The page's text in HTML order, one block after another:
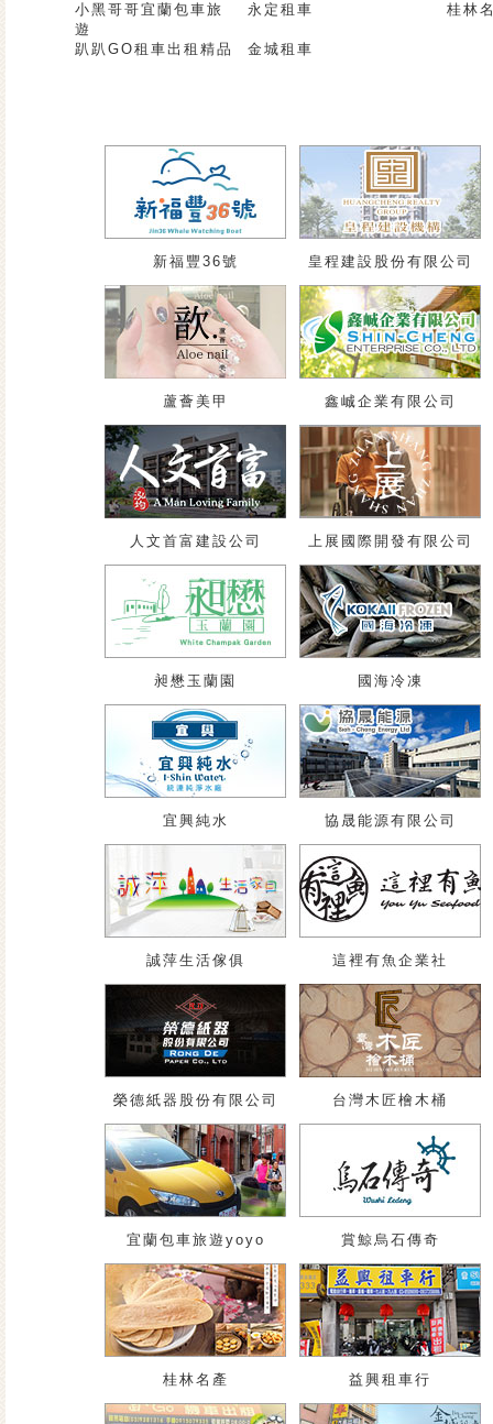
小黑哥哥宜蘭包車旅
遊
永定租車
趴趴GO租車出租精品 金城租車
桂林
新福豐36號 皇程建設股份有限公司
蘆薈美甲 鑫峸企業有限公司
人文首富建設公司 上展國際開發有限公司
昶懋玉蘭園 國海冷凍
宜興純水 協晟能源有限公司
誠萍生活傢俱 這裡有魚企業社
榮德紙器股份有限公司 台灣木匠檜木桶
宜蘭包車旅遊yoyo 賞鯨烏石傳奇
桂林名產 益興租車行